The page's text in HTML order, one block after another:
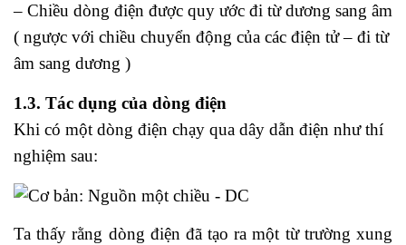
– Chiều dòng điện được quy ước đi từ dương sang âm
( ngược với chiều chuyển động của các điện tử – đi từ
âm sang dương )
1.3. Tác dụng của dòng điện
Khi có một dòng điện chạy qua dây dẫn điện như thí
nghiệm sau:
Ta thấy rằng dòng điện đã tạo ra một từ trường xung